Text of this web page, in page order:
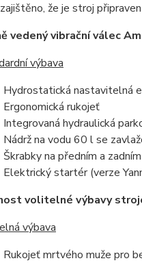
že je stroj
vedený vibrační válec
výbava
Hydrostatická nastavitelná
Ergonomická rukojeť
Integrovaná hydraulická
Nádrž na vodu 60 l se
Škrabky na předním a
Elektrický startér (verze
volitelné výbavy
výbava
Rukojeť mrtvého muže pro